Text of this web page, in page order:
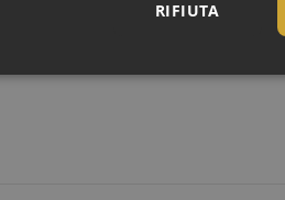
la perdita di idratazione
capace di aumentare il volume
RIFIUTA
Necessari